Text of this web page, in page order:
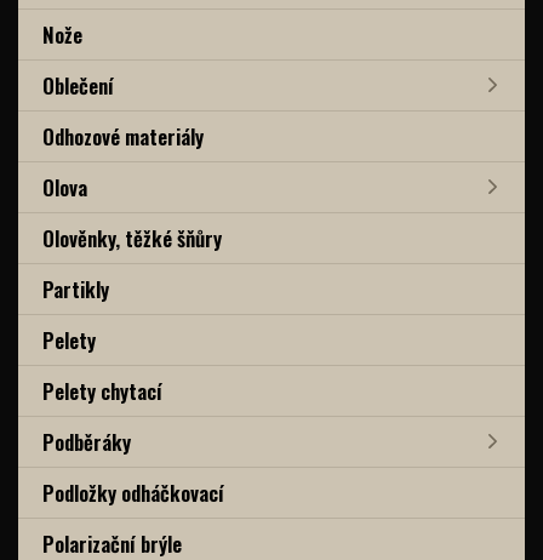
Nože
Oblečení
Odhozové materiály
Olova
Olověnky, těžké šňůry
Partikly
Pelety
Pelety chytací
Podběráky
Podložky odháčkovací
Polarizační brýle